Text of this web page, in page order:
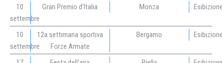
10
settembre
Gran Premio d’Italia Monza
10
settembre
12a settimana sportiva
Forze Armate
Bergamo